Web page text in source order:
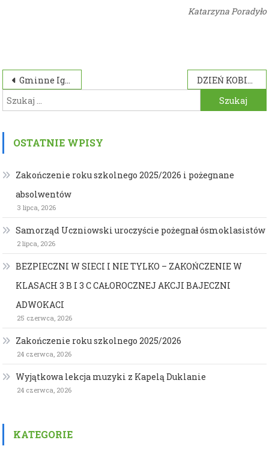
Katarzyna Poradyło
Nawigacja
wpisu
Gminne Igrzyska Młodzieży Szkolnej w szachach
DZIEŃ KOBIET W PRZEDSZKOLU
Szukaj:
OSTATNIE WPISY
Zakończenie roku szkolnego 2025/2026 i pożegnane
absolwentów
3 lipca, 2026
Samorząd Uczniowski uroczyście pożegnał ósmoklasistów
2 lipca, 2026
BEZPIECZNI W SIECI I NIE TYLKO – ZAKOŃCZENIE W
KLASACH 3 B I 3 C CAŁOROCZNEJ AKCJI BAJECZNI
ADWOKACI
25 czerwca, 2026
Zakończenie roku szkolnego 2025/2026
24 czerwca, 2026
Wyjątkowa lekcja muzyki z Kapelą Duklanie
24 czerwca, 2026
KATEGORIE